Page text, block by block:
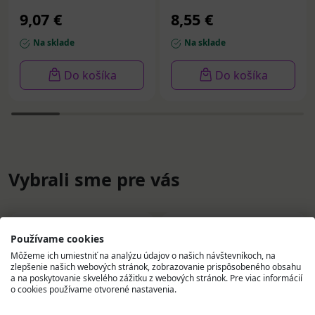
9,07 €
Na sklade
Do košíka
8,55 €
Na sklade
Do košíka
Vybrali sme pre vás
Používame cookies
Môžeme ich umiestniť na analýzu údajov o našich návštevníkoch, na
zlepšenie našich webových stránok, zobrazovanie prispôsobeného obsahu
a na poskytovanie skvelého zážitku z webových stránok. Pre viac informácií
o cookies používame otvorené nastavenia.